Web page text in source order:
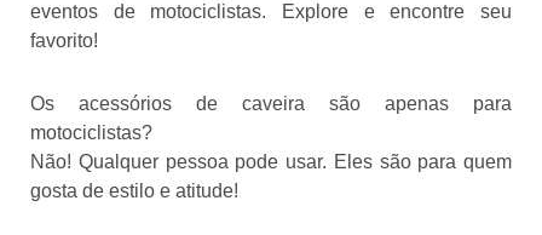
eventos de motociclistas. Explore e encontre seu
favorito!
Os acessórios de caveira são apenas para
motociclistas?
Não! Qualquer pessoa pode usar. Eles são para quem
gosta de estilo e atitude!